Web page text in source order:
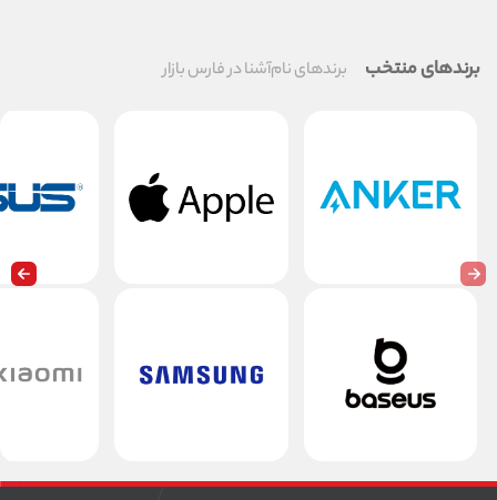
برندهای منتخب برندهای نام‌آشنا در فارس بازار